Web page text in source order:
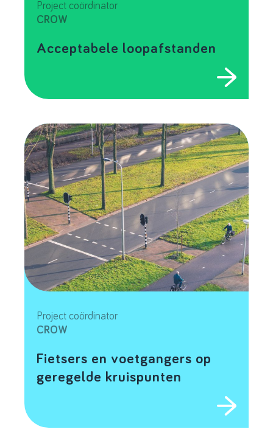
Project coördinator
CROW
Acceptabele loopafstanden
Project coördinator
CROW
Fietsers en voetgangers op
geregelde kruispunten